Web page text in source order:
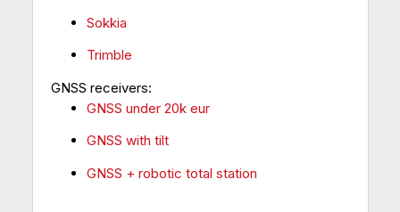
Sokkia
Trimble
GNSS receivers:
GNSS under 20k eur
GNSS with tilt
GNSS + robotic total station